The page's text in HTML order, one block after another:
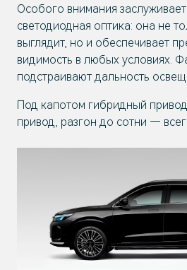
Особого внимания
светодиодная оптика: она не
выглядит, но и обеспечивает
видимость в любых условиях.
подстраивают дальность
Под капотом гибридный
привод, разгон до сотни —